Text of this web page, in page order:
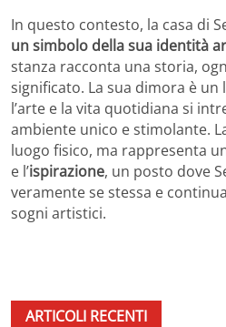
In questo contesto, la casa di
un simbolo della sua identità
stanza racconta una storia,
significato. La sua dimora è un
l’arte e la vita quotidiana si
ambiente unico e stimolante.
luogo fisico, ma rappresenta
e l’ispirazione, un posto dove
veramente se stessa e
sogni artistici.
ARTICOLI RECENTI